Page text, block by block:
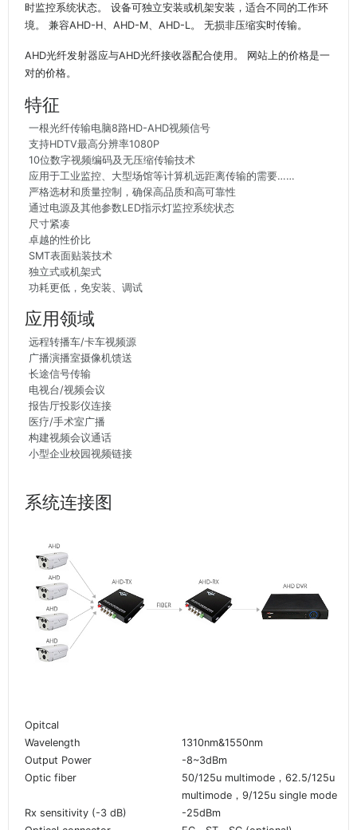
时监控系统状态。 设备可独立安装或机架安装，适合不同的工作环
境。 兼容AHD-H、AHD-M、AHD-L。 无损非压缩实时传输。
AHD光纤发射器应与AHD光纤接收器配合使用。 网站上的价格是一
对的价格。
特征
一根光纤传输电脑8路HD-AHD视频信号
支持HDTV最高分辨率1080P
10位数字视频编码及无压缩传输技术
应用于工业监控、大型场馆等计算机远距离传输的需要……
严格选材和质量控制，确保高品质和高可靠性
通过电源及其他参数LED指示灯监控系统状态
尺寸紧凑
卓越的性价比
SMT表面贴装技术
独立式或机架式
功耗更低，免安装、调试
应用领域
远程转播车/卡车视频源
广播演播室摄像机馈送
长途信号传输
电视台/视频会议
报告厅投影仪连接
医疗/手术室广播
构建视频会议通话
小型企业校园视频链接
系统连接图
Opitcal
Wavelength
1310nm&1550nm
Output Power
-8~3dBm
Optic fiber
50/125u multimode，62.5/125u
multimode，9/125u single mode
Rx sensitivity (-3 dB)
-25dBm